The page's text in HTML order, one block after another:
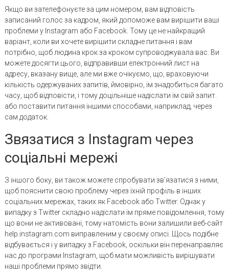
Якщо ви зателефонуєте за цим номером, вам відповість
записаний голос за кадром, який допоможе вам вирішити ваші
проблеми у Instagram або Facebook. Тому це не найкращий
варіант, коли ви хочете вирішити складне питання і вам
потрібно, щоб людина крок за кроком супроводжувала вас. Ви
можете досягти цього, відправивши електронний лист на
адресу, вказану вище, але ми вже очікуємо, що, враховуючи
кількість одержуваних запитів, ймовірно, їм знадобиться багато
часу, щоб відповісти, і тому доцільніше надіслати їм свій запит.
або поставити питання іншими способами, наприклад, через
сам додаток.
Звязатися з Instagram через
соціальні мережі
З іншого боку, ви також можете спробувати зв’язатися з ними,
щоб пояснити свою проблему через їхній профіль в інших
соціальних мережах, таких як Facebook або Twitter. Однак у
випадку з Twitter складно надіслати їм пряме повідомлення, тому
що вони не активовані, тому натомість вони залишили веб-сайт
help.instagram.com виправленим у своєму описі. Щось подібне
відбувається і у випадку з Facebook, оскільки він перенаправляє
нас до програми Instagram, щоб мати можливість вирішувати
наші проблеми прямо звідти.